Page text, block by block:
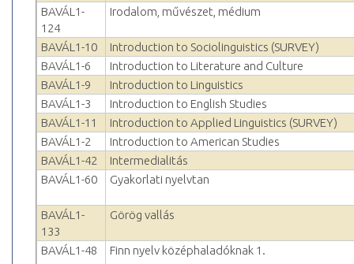
BAVÁL1-
124
Irodalom, művészet, médium
BAVÁL1-10
Introduction to Sociolinguistics (SURVEY)
BAVÁL1-6
Introduction to Literature and Culture
BAVÁL1-9
Introduction to Linguistics
BAVÁL1-3
Introduction to English Studies
BAVÁL1-11
Introduction to Applied Linguistics (SURVEY)
BAVÁL1-2
Introduction to American Studies
BAVÁL1-42
Intermedialitás
BAVÁL1-60
Gyakorlati nyelvtan
BAVÁL1-
133
Görög vallás
BAVÁL1-48 Finn nyelv középhaladóknak 1.